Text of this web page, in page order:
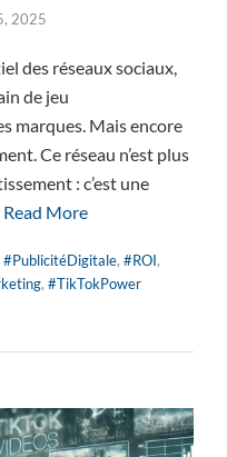
2025
des réseaux sociaux,
de jeu
marques. Mais encore
Ce réseau n’est plus
: c’est une
Read More
#PublicitéDigitale, #ROI,
, #TikTokPower